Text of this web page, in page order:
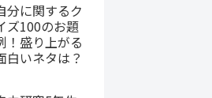
分に関するク
ズ100のお題
！盛り上がる
白いネタは？